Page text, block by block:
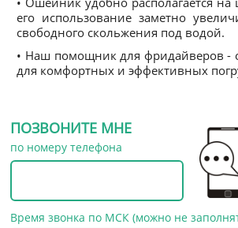
его использование заметно
свободного скольжения под водой.
• Наш помощник для фридайверов -
для комфортных и эффективных
ПОЗВОНИТЕ МНЕ
по номеру телефона
Время звонка по МСК (можно не